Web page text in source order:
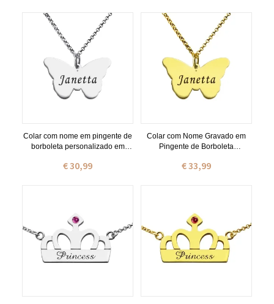
Colar com nome em pingente de
borboleta personalizado em
€ 30,99
Colar com Nome Gravado em
Pingente de Borboleta
de 18 Quilates
€ 33,99